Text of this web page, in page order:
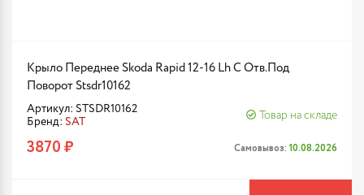
Крыло Переднее Skoda Rapid 12-16 Lh С Отв.Под
Поворот Stsdr10162
Артикул: STSDR10162
Бренд: SAT
Товар на складе
3870 ₽ Самовывоз: 10.08.2026